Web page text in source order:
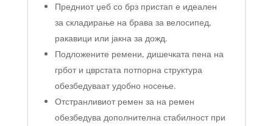
Предниот џеб со брз пристап е идеален
за складирање на брава за велосипед,
ракавици или јакна за дожд.
Подложените ремени, дишечката пена на
грбот и цврстата потпорна структура
обезбедуваат удобно носење.
Отстранливиот ремен за на ремен
обезбедува дополнителна стабилност при